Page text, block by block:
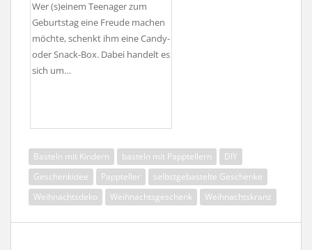
Wer (s)einem Teenager zum
Geburtstag eine Freude machen
möchte, schenkt ihm eine Candy-
oder Snack-Box. Dabei handelt es
sich um…
Basteln mit Kindern basteln mit Papptellern
DIY
Geschenkidee
Pappteller
selbstgebastelte Geschenke
Weihnachtsdeko
Weihnachtsgeschenk Weihnachtskranz